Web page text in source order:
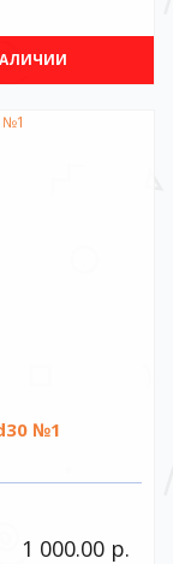
№1
1 000.00 р.